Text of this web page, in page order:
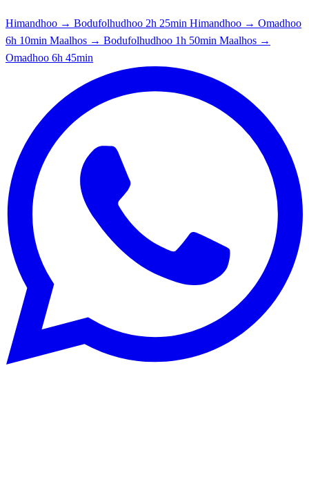
Himandhoo → Bodufolhudhoo 2h 25min Himandhoo → Omadhoo
6h 10min Maalhos → Bodufolhudhoo 1h 50min Maalhos →
Omadhoo 6h 45min